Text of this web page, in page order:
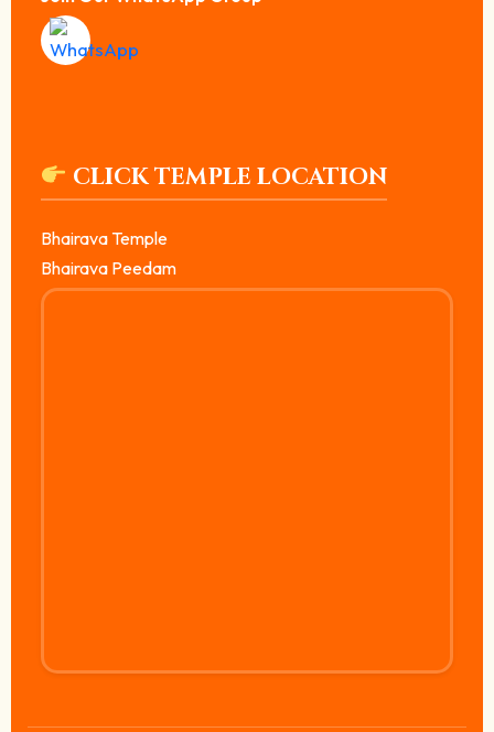
CLICK TEMPLE LOCATION
Bhairava Temple
Bhairava Peedam